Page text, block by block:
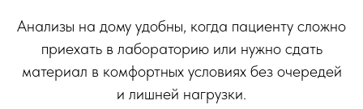
Анализы на дому удобны, когда пациенту сложно
приехать в лабораторию или нужно сдать
материал в комфортных условиях без очередей
и лишней нагрузки.